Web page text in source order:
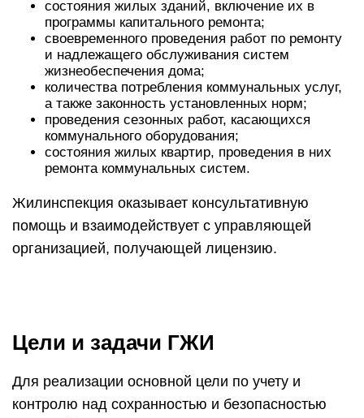
состояния жилых зданий, включение их в
программы капитального ремонта;
своевременного проведения работ по ремонту
и надлежащего обслуживания систем
жизнеобеспечения дома;
количества потребления коммунальных услуг,
а также законность установленных норм;
проведения сезонных работ, касающихся
коммунального оборудования;
состояния жилых квартир, проведения в них
ремонта коммунальных систем.
Жилинспекция оказывает консультативную
помощь и взаимодействует с управляющей
организацией, получающей лицензию.
Цели и задачи ГЖИ
Для реализации основной цели по учету и
контролю над сохранностью и безопасностью